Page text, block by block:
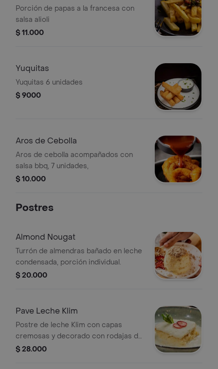
Porción de papas a la francesa con
salsa alioli
$ 11.000
Yuquitas
Yuquitas 6 unidades
$ 9000
Aros de Cebolla
Aros de cebolla acompañados con
salsa bbq, 7 unidades,
$ 10.000
Postres
Almond Nougat
Turrón de almendras bañado en leche
condensada, porción individual.
$ 20.000
Pave Leche Klim
Postre de leche Klim con capas
cremosas y decorado con rodajas de
fresa y menta.
$ 28.000